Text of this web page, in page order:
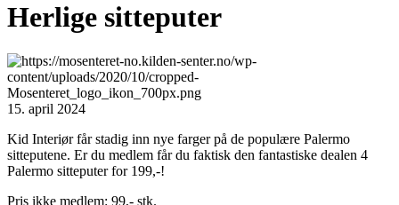
Herlige sitteputer
15. april 2024
Kid Interiør får stadig inn nye farger på de populære Palermo
sitteputene. Er du medlem får du faktisk den fantastiske dealen 4
Palermo sitteputer for 199,-!
Pris ikke medlem: 99,- stk.